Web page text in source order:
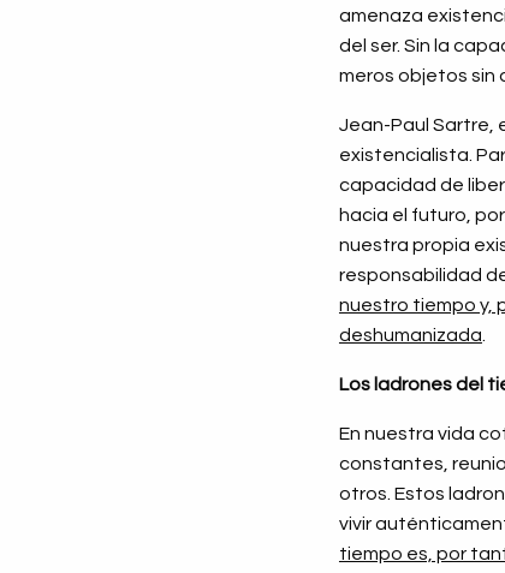
amenaza
del ser. Sin la
meros objetos sin
Jean-Paul Sartre,
existencialista.
capacidad de
hacia el futuro,
nuestra propia
responsabilidad
nuestro tiempo y,
deshumanizada
Los ladrones del
En nuestra vida
constantes,
otros. Estos
vivir
tiempo es, por